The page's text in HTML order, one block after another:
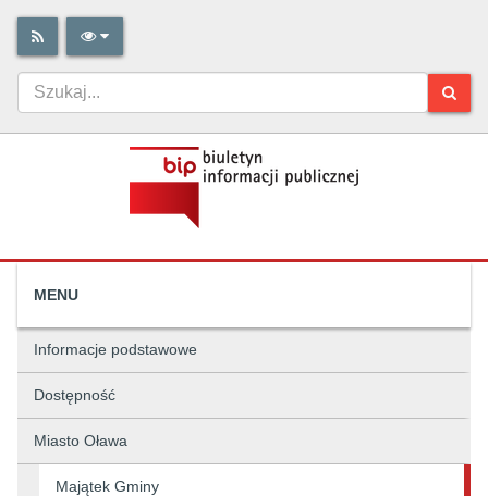
MENU
Informacje podstawowe
Dostępność
Miasto Oława
Majątek Gminy